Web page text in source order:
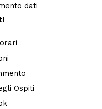
dati
Ospiti